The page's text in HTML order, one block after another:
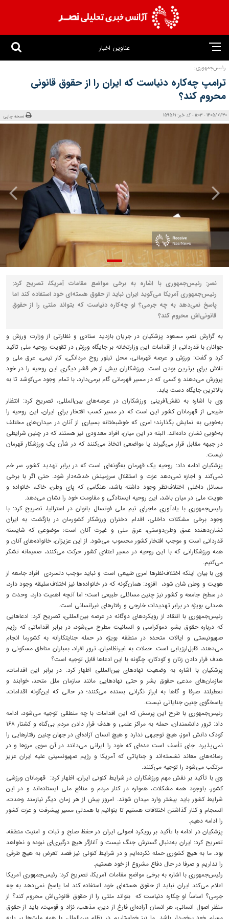
عناوین اخبار
رئیس‌جمهوری:
ترامپ چه‌کاره دنیاست که ایران را از حقوق قانونی
محروم کند؟
1405/01/30 - 11:03 - کد خبر: 159561 نسخه چاپی
نصر: رئیس‌جمهوری با اشاره به برخی مواضع مقامات آمریکا، تصریح کرد:
رئیس‌جمهوری آمریکا می‌گوید ایران نباید از حقوق هسته‌ای خود استفاده کند اما
پاسخ نمی‌دهد به چه جرمی؟ او چه‌کاره دنیاست که بتواند ملتی را از حقوق
قانونی‌اش محروم کند؟
به گزارش نصر، مسعود پزشکیان در جریان بازدید ستادی و نظارتی از وزارت ورزش و
جوانان با قدردانی از اقدامات این وزارتخانه بر جایگاه ورزش در تقویت روحیه ملی تاکید
کرد و گفت: ورزش و عرصه قهرمانی، محل تبلور روح مردانگی، کار تیمی، عرق ملی و
تلاش برای برترین بودن است. ورزشکاران بیش از هر قشر دیگری این روحیه را در خود
پرورش می‌دهند و کسی که در مسیر قهرمانی گام برمی‌دارد، با تمام وجود می‌کوشد تا به
بالاترین جایگاه دست یابد.
وی با اشاره به نقش‌آفرینی ورزشکاران در عرصه‌های بین‌المللی، تصریح کرد: انتظار
طبیعی از قهرمانان کشور این است که در مسیر کسب افتخار برای ایران، این روحیه را
به‌خوبی به نمایش بگذارند؛ امری که خوشبختانه بسیاری از آنان در میدان‌های مختلف
به‌خوبی نشان داده‌اند. البته در این میان، افراد معدودی نیز هستند که در چنین شرایطی
در جبهه مقابل قرار می‌گیرند یا مواضعی اتخاذ می‌کنند که در شأن یک ورزشکار قهرمان
نیست.
پزشکیان ادامه داد: روحیه یک قهرمان به‌گونه‌ای است که در برابر تهدید کشور، سر خم
نمی‌کند و اجازه نمی‌دهد عزت و استقلال سرزمینش خدشه‌دار شود. حتی اگر با برخی
مسائل داخلی اختلاف‌نظر وجود داشته باشد، هنگامی که پای وطن، خاک، خانواده و
هویت ملی در میان باشد، این روحیه ایستادگی و مقاومت خود را نشان می‌دهد.
رئیس‌جمهوری با یادآوری ماجرای تیم ملی فوتسال بانوان در استرالیا، تصریح کرد: با
وجود برخی مشکلات داخلی، اقدام دختران ورزشکار کشورمان در بازگشت به ایران
نشان‌دهنده عمق وطن‌دوستی، عرق ملی و غیرت آنان است؛ موضوعی که شایسته
قدردانی است و موجب افتخار کشور محسوب می‌شود. از این عزیزان، خانواده‌های آنان و
همه ورزشکارانی که با این روحیه در مسیر اعتلای کشور حرکت می‌کنند، صمیمانه تشکر
می‌کنیم.
وی با بیان اینکه اختلاف‌نظرها امری طبیعی است و نباید موجب دلسردی افراد جامعه از
هویت و وطن شان شود، افزود: همان‌گونه که در خانواده‌ها نیز اختلاف‌سلیقه وجود دارد،
در سطح جامعه و کشور نیز چنین مسائلی طبیعی است؛ اما آنچه اهمیت دارد، وحدت و
همدلی بویژه در برابر تهدیدات خارجی و رفتارهای غیرانسانی است.
رئیس‌جمهوری با انتقاد از رویکردهای دوگانه در عرصه بین‌المللی، تصریح کرد: ادعاهایی
که درباره حقوق بشر، دموکراسی و انسانیت مطرح می‌شود، در برابر اقداماتی که رژیم
صهیونیستی و ایالات متحده در منطقه بویژه در حمله جنایتکارانه به کشورما انجام
می‌دهند، قابل‌ارزیابی است. حملات به غیرنظامیان، ترور افراد، بمباران مناطق مسکونی و
هدف قرار دادن زنان و کودکان، چگونه با این ادعاها قابل توجیه است؟
پزشکیان با اشاره به وضعیت نهادهای بین‌المللی اظهار کرد: در برابر این اقدامات،
سازمان‌های مدعی حقوق بشر و حتی نهادهایی مانند سازمان ملل متحد، خوابند و
تعطیلند صرفا و گاها به ابراز نگرانی بسنده می‌کنند؛ در حالی که این‌گونه اقدامات،
پاسخگوی چنین جنایاتی نیست.
رئیس‌جمهوری با طرح این پرسش که این اقدامات با چه منطقی توجیه می‌شود، ادامه
داد: ترور دانشمندان، حمله به مراکز علمی و هدف قرار دادن مردم بی‌گناه و کشتار ۱۶۸
کودک دانش آموز، هیچ توجیهی ندارد و هیچ انسان آزاده‌ای در جهان چنین رفتارهایی را
نمی‌پذیرد. جای تأسف است عده‌ای که خود را ایرانی می‌دانند در آن سوی مرزها و در
رسانه‌های معاند نشسته‌اند و جنایاتی که آمریکا و رژیم صهیونسیتی علیه ایران عزیز
مرتکب می‌شود را توجیه می‌کنند.
وی با تأکید بر نقش مهم ورزشکاران در شرایط کنونی ایران، اظهار کرد: قهرمانان ورزشی
کشور، باوجود همه مشکلات، همواره در کنار مردم و منافع ملی ایستاده‌اند و در این
شرایط کشور باید بیشتر وارد میدان شوند. امروز بیش از هر زمان دیگر نیازمند وحدت،
انسجام و کنار گذاشتن اختلافات هستیم تا بتوانیم با همدلی مسیر پیشرفت و عزت کشور
را ادامه دهیم.
پزشکیان در ادامه با تأکید بر رویکرد اصولی ایران در حفظ صلح و ثبات و امنیت منطقه،
تصریح کرد: ایران به‌دنبال گسترش جنگ نیست و آغازگر هیچ درگیری‌ای نبوده و نخواهد
بود. ما به هیچ کشوری حمله نکرده‌ایم و در شرایط کنونی نیز قصد تعرض به هیچ طرفی
را نداریم و صرفا در حال دفاع مشروع از خود هستیم.
رئیس‌جمهوری با اشاره به برخی مواضع مقامات آمریکا، تصریح کرد: رئیس‌جمهوری آمریکا
اعلام می‌کند ایران نباید از حقوق هسته‌ای خود استفاده کند اما پاسخ نمی‌دهد به چه
جرمی؟ اساساً او چکاره دنیاست که بتواند ملتی را از حقوق قانونی‌اش محروم کند؟ از
منظر اصول انسانی، هر انسان آزاده‌ای فارغ از دین، مذهب، نژاد و قومیت، باید از حقوق